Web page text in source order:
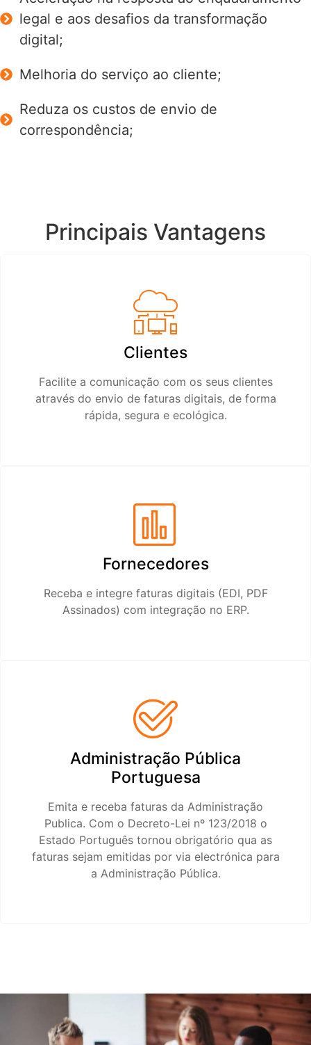
legal e aos desafios da transformação
digital;
Melhoria do serviço ao cliente;
Reduza os custos de envio de
correspondência;
Principais Vantagens
Clientes
Facilite a comunicação com os seus clientes
através do envio de faturas digitais, de forma
rápida, segura e ecológica.
Fornecedores
Receba e integre faturas digitais (EDI, PDF
Assinados) com integração no ERP.
Administração Pública
Portuguesa
Emita e receba faturas da Administração
Publica. Com o Decreto-Lei nº 123/2018 o
Estado Português tornou obrigatório qua as
faturas sejam emitidas por via electrónica para
a Administração Pública.